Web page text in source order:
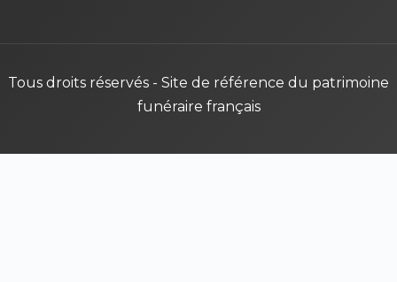
Tous droits réservés - Site de référence du patrimoine
funéraire français